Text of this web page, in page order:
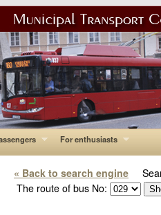
For enthusiasts
« Back to search engine
The route of bus No: